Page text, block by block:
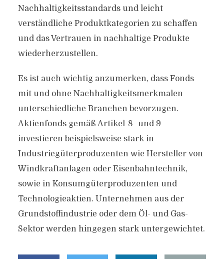
Nachhaltigkeitsstandards und leicht
verständliche Produktkategorien zu schaffen
und das Vertrauen in nachhaltige Produkte
wiederherzustellen.
Es ist auch wichtig anzumerken, dass Fonds
mit und ohne Nachhaltigkeitsmerkmalen
unterschiedliche Branchen bevorzugen.
Aktienfonds gemäß Artikel-8- und 9
investieren beispielsweise stark in
Industriegüterproduzenten wie Hersteller von
Windkraftanlagen oder Eisenbahntechnik,
sowie in Konsumgüterproduzenten und
Technologieaktien. Unternehmen aus der
Grundstoffindustrie oder dem Öl- und Gas-
Sektor werden hingegen stark untergewichtet.